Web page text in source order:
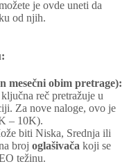
je ovde uneti da
od njih.
mesečni obim pretrage):
reč pretražuje u
Za nove naloge, ovo je
– 10K).
biti Niska, Srednja ili
broj oglašivača koji se
težinu.